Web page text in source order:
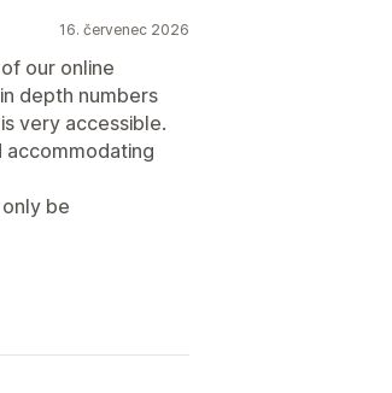
16. červenec 2026
our online
depth numbers
very accessible.
accommodating
be